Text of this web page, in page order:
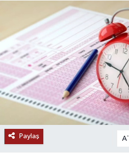
Paylaş A-
RESMİ İLANLAR
Haber Arşivi